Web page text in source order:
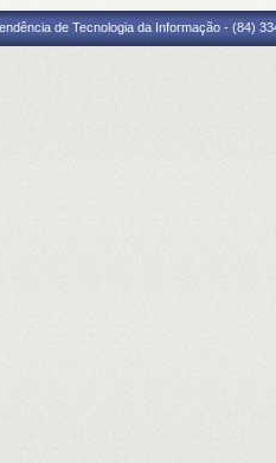
de Tecnologia da Informação - (84)